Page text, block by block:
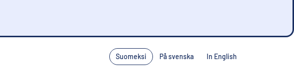
Suomeksi På svenska In English